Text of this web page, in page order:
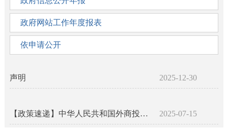
政府网站工作年度报表
依申请公开
声明 2025-12-30
【政策速递】中华人民共和国外商投资法实施条例 2025-07-15